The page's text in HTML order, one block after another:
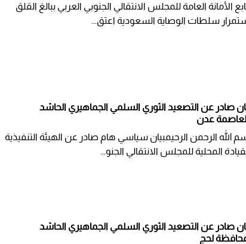
الأمانة العامة للمجلس الانتقالي الجنوبي العربي ببالغ القلق
سلطات الوصاية السعودية اعتق...
صادر عن التصعيد الثوري السلمي الجماهيري الحاشد
عدن
الله الرحمن الرحيمبيان سياسي هام صادر عن الهيئة التنفيذية
المحلية للمجلس الانتقالي الجنو...
صادر عن التصعيد الثوري السلمي الجماهيري الحاشد
لحج